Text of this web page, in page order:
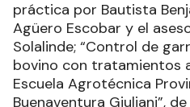
práctica por Bautista
Agüero Escobar y el
Solalinde; “Control de
bovino con tratamientos
Escuela Agrotécnica
Buenaventura Giuliani”,